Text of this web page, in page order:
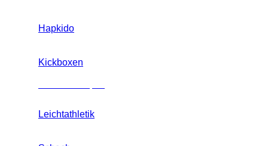
Hapkido
Kickboxen
Leichtathletik